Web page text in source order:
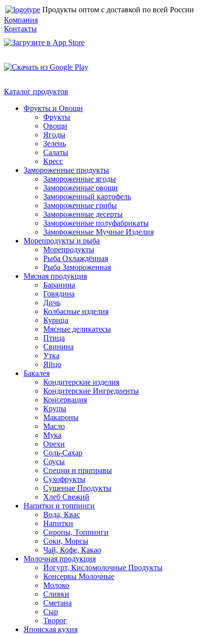
Продукты оптом с доставкой по всей России
Компания
Контакты
Каталог продуктов
Фрукты и Овощи
Фрукты
Овощи
Ягоды
Зелень
Салаты
Кресс
Замороженные продукты
Замороженные ягоды
Замороженные овощи
Замороженный картофель
Замороженные грибы
Замороженные десерты
Замороженные полуфабрикаты
Замороженные Мучные Изделия
Морепродукты и рыба
Морепродукты
Рыба Охлаждённая
Рыба Замороженная
Мясная продукция
Баранина
Говядина
Дичь
Колбасные изделия
Курица
Мясные деликатесы
Птица
Свинина
Утка
Яйцо
Бакалея
Кондитерские изделия
Кондитерские Ингредиенты
Консервация
Крупы
Макароны
Масло
Мука
Орехи
Соль-Сахар
Соусы
Специи и приправы
Сухофрукты
Сушеные Продукты
Хлеб Свежий
Напитки и топпинги
Вода, Квас
Напитки
Сиропы, Топпинги
Соки, Морсы
Чай, Кофе, Какао
Молочная продукция
Йогурт, Кисломолочные Продукты
Консервы Молочные
Молоко
Сливки
Сметана
Сыр
Творог
Японская кухня